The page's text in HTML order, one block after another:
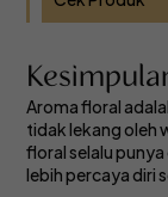
Aroma floral
tidak lekang oleh
floral selalu
lebih percaya diri